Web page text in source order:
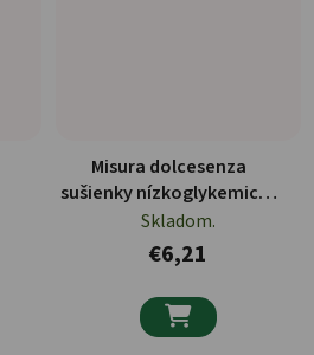
Misura dolcesenza
sušienky nízkoglykemické
s čokoládou a ovocím
200g
Skladom.
€6,21
